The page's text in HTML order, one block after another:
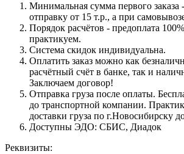
Минимальная сумма первого заказа
отправку от 15 т.р., а при
Порядок расчётов - предоплата
практикуем.
Система скидок индивидуальна.
Оплатить заказ можно как
расчётный счёт в банке, так и
Заключаем договор!
Отправка груза после оплаты.
до транспортной компании.
доставки груза по г.Новосибирску
Доступны ЭДО: СБИС, Диадок
Реквизиты: